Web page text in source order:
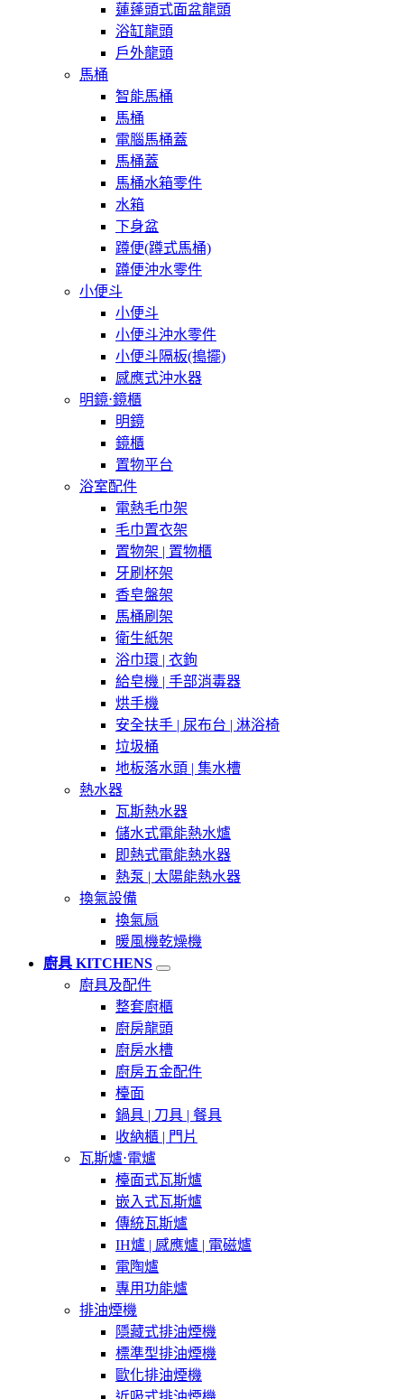
蓮蓬頭式面盆龍頭
浴缸龍頭
戶外龍頭
馬桶
智能馬桶
馬桶
電腦馬桶蓋
馬桶蓋
馬桶水箱零件
水箱
下身盆
蹲便(蹲式馬桶)
蹲便沖水零件
小便斗
小便斗
小便斗沖水零件
小便斗隔板(搗擺)
感應式沖水器
明鏡⋅鏡櫃
明鏡
鏡櫃
置物平台
浴室配件
電熱毛巾架
毛巾置衣架
置物架 | 置物櫃
牙刷杯架
香皂盤架
馬桶刷架
衛生紙架
浴巾環 | 衣鉤
給皂機 | 手部消毒器
烘手機
安全扶手 | 尿布台 | 淋浴椅
垃圾桶
地板落水頭 | 集水槽
熱水器
瓦斯熱水器
儲水式電能熱水爐
即熱式電能熱水器
熱泵 | 太陽能熱水器
換氣設備
換氣扇
暖風機乾燥機
廚具 KITCHENS
廚具及配件
整套廚櫃
廚房龍頭
廚房水槽
廚房五金配件
檯面
鍋具 | 刀具 | 餐具
收納櫃 | 門片
瓦斯爐⋅電爐
檯面式瓦斯爐
嵌入式瓦斯爐
傳統瓦斯爐
IH爐 | 感應爐 | 電磁爐
電陶爐
專用功能爐
排油煙機
隱藏式排油煙機
標準型排油煙機
歐化排油煙機